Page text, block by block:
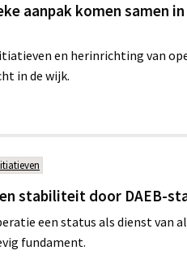
aanpak komen samen in
en herinrichting van
in de wijk.
stabiliteit door DAEB-
een status als dienst van
fundament.